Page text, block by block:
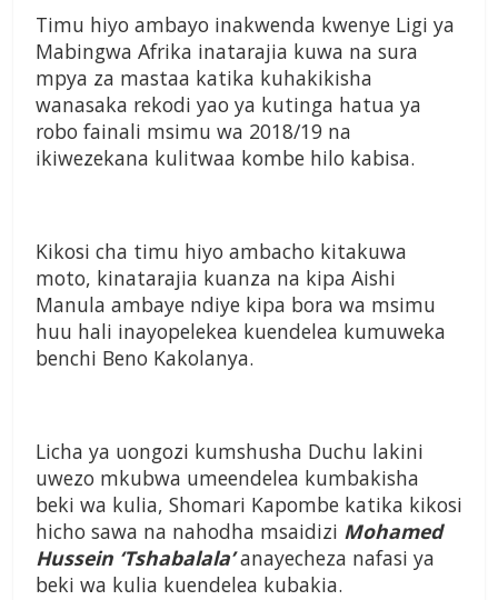
Timu hiyo ambayo inakwenda kwenye Ligi ya
Mabingwa Afrika inatarajia kuwa na sura
mpya za mastaa katika kuhakikisha
wanasaka rekodi yao ya kutinga hatua ya
robo fainali msimu wa 2018/19 na
ikiwezekana kulitwaa kombe hilo kabisa.
Kikosi cha timu hiyo ambacho kitakuwa
moto, kinatarajia kuanza na kipa Aishi
Manula ambaye ndiye kipa bora wa msimu
huu hali inayopelekea kuendelea kumuweka
benchi Beno Kakolanya.
Licha ya uongozi kumshusha Duchu lakini
uwezo mkubwa umeendelea kumbakisha
beki wa kulia, Shomari Kapombe katika kikosi
hicho sawa na nahodha msaidizi Mohamed
Hussein ‘Tshabalala’anayecheza nafasi ya
beki wa kulia kuendelea kubakia.